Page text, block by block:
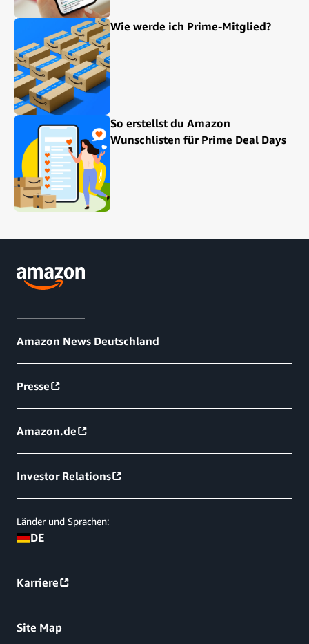
Wie werde ich Prime-Mitglied?
So erstellst du Amazon
Wunschlisten für Prime Deal Days
Amazon News Deutschland
Presse
Amazon.de
Investor Relations
Länder und Sprachen:
DE
Karriere
Site Map